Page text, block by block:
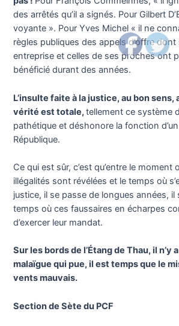
des arrêtés qu’il a signés. Pour Gilbert
voyante ». Pour Yves Michel « il ne
règles publiques des appels d’offre
entreprise et celles de ses proches ont
bénéficié durant des années.
L’insulte faite à la justice, au bon sens,
vérité est totale,tellement ce système
pathétique et déshonore la fonction
République.
Ce qui est sûr, c’est qu’entre le moment
illégalités sont révélées et le temps où
justice, il se passe de longues années,
temps où ces faussaires en écharpes
d’exercer leur mandat.
Sur les bords de l’Étang de Thau, il n’y
malaïgue qui pue, il est temps que le
vents mauvais.
Section de Sète du PCF